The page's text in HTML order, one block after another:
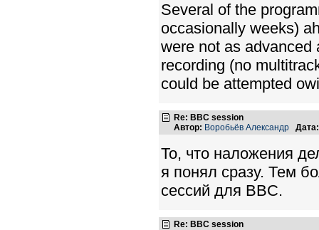
Several of the
occasionally weeks)
were not as advanced
recording (no
could be attempted
Re: BBC session
Автор: Воробьёв Александр Дата:
То, что наложения
я понял сразу. Тем
сессий для BBC.
Re: BBC session